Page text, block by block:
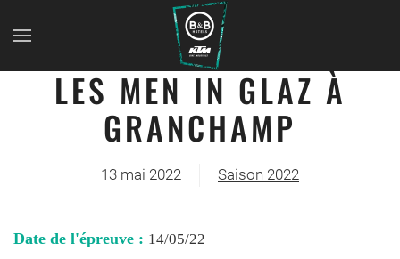
LES MEN IN GLAZ À
GRANCHAMP
13 mai 2022 Saison 2022
Date de l'épreuve : 14/05/22